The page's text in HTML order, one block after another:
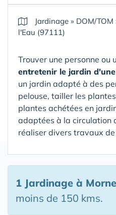
Jardinage » DOM/TOM
l'Eau (97111)
Trouver une personne ou
entretenir le jardin
un jardin adapté à des
pelouse, tailler les
plantes achétées en
adaptées à la circulation
réaliser divers travaux
1 Jardinage à
moins de 150 kms.